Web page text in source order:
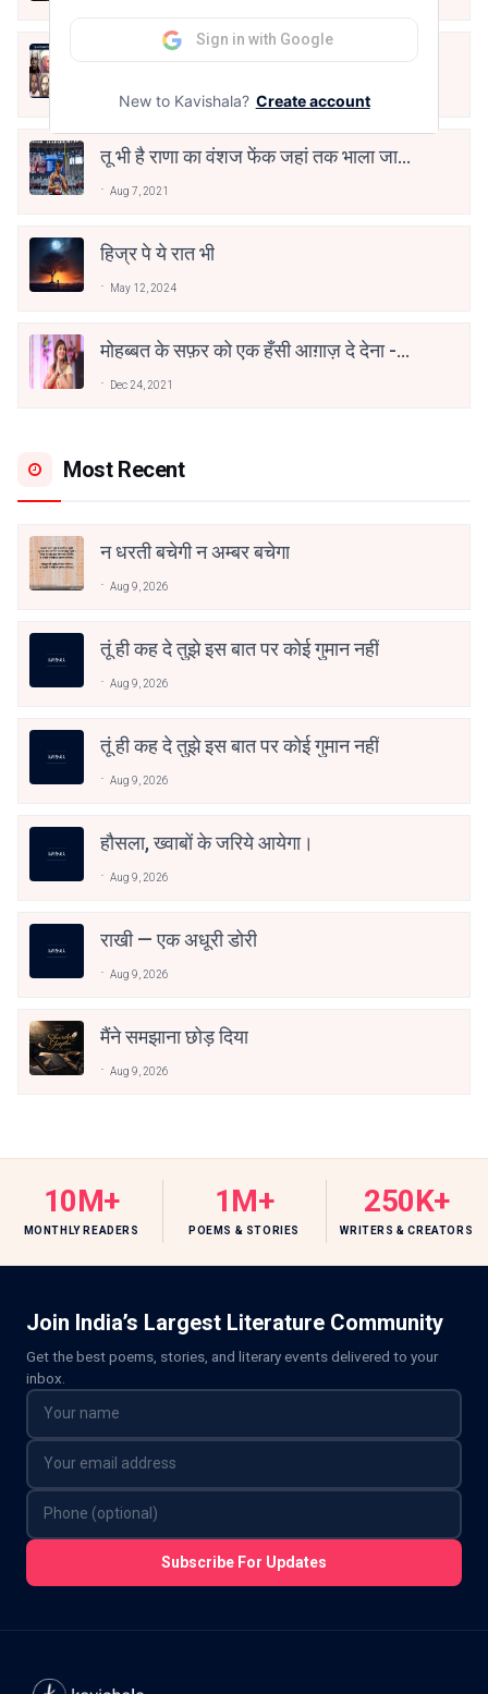
10 Greatest Hindi Poets Of India
Jun 16, 2020
तू भी है राणा का वंशज फेंक जहां तक भाला जाए:
Aug 7, 2021
हिज्र पे ये रात भी
May 12, 2024
मोहब्बत के सफ़र को एक हँसी आग़ाज़ दे देना -
Dec 24, 2021
Most Recent
न धरती बचेगी न अम्बर बचेगा
Aug 9, 2026
तूं ही कह दे तुझे इस बात पर कोई गुमान नहीं
Aug 9, 2026
तूं ही कह दे तुझे इस बात पर कोई गुमान नहीं
Aug 9, 2026
हौसला, ख्वाबों के जरिये आयेगा।
Aug 9, 2026
राखी — एक अधूरी डोरी
Aug 9, 2026
मैंने समझाना छोड़ दिया
Aug 9, 2026
10M+
MONTHLY READERS
1M+
POEMS & STORIES
250K+
WRITERS & CREATORS
Join India’s Largest Literature Community
Get the best poems, stories, and literary events delivered to your
inbox.
Subscribe For Updates
Sign in with Google
New to Kavishala? Create account